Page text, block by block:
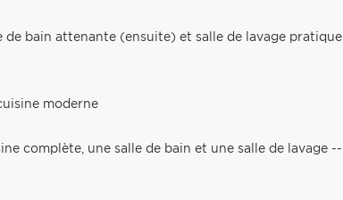
de bain attenante (ensuite) et salle de lavage pratique
moderne
complète, une salle de bain et une salle de lavage --